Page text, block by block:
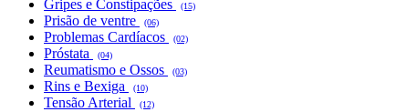
Gripes e Constipações (15)
Prisão de ventre (06)
Problemas Cardíacos (02)
Próstata (04)
Reumatismo e Ossos (03)
Rins e Bexiga (10)
Tensão Arterial (12)